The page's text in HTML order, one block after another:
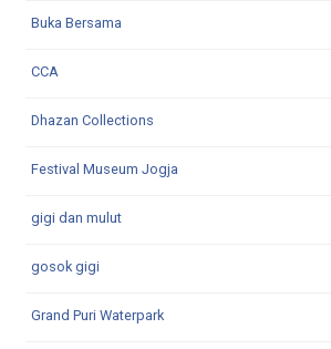
Buka Bersama
CCA
Dhazan Collections
Festival Museum Jogja
gigi dan mulut
gosok gigi
Grand Puri Waterpark